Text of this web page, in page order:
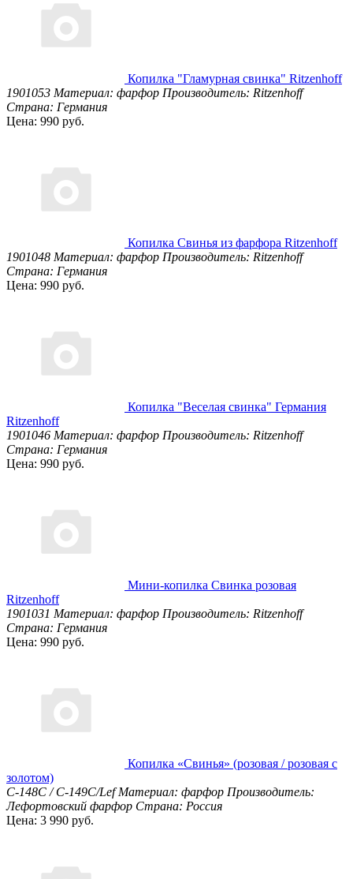
Копилка "Гламурная свинка" Ritzenhoff
1901053 Материал: фарфор Производитель: Ritzenhoff
Страна: Германия
Цена: 990 руб.
Копилка Свинья из фарфора Ritzenhoff
1901048 Материал: фарфор Производитель: Ritzenhoff
Страна: Германия
Цена: 990 руб.
Копилка "Веселая свинка" Германия
Ritzenhoff
1901046 Материал: фарфор Производитель: Ritzenhoff
Страна: Германия
Цена: 990 руб.
Мини-копилка Свинка розовая
Ritzenhoff
1901031 Материал: фарфор Производитель: Ritzenhoff
Страна: Германия
Цена: 990 руб.
Копилка «Свинья» (розовая / розовая с
золотом)
С-148С / С-149С/Lef Материал: фарфор Производитель:
Лефортовский фарфор Страна: Россия
Цена: 3 990 руб.